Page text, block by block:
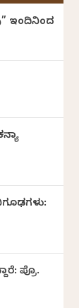
ಇಂದಿನಿಂದ
ಪ್ರೊ.